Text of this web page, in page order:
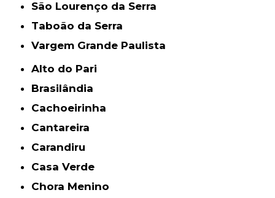
São Lourenço da Serra
Taboão da Serra
Vargem Grande Paulista
Alto do Pari
Brasilândia
Cachoeirinha
Cantareira
Carandiru
Casa Verde
Chora Menino